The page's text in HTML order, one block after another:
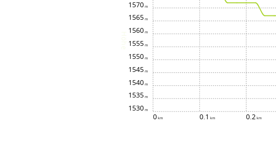
0 0.1 0.2
1530
1535
1540
1545
1550
1555
1560
1565
1570